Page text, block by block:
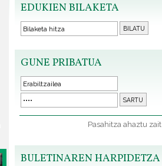
EDUKIEN BILAKETA
GUNE PRIBATUA
Pasahitza ahaztu zait
BULETINAREN HARPIDETZA